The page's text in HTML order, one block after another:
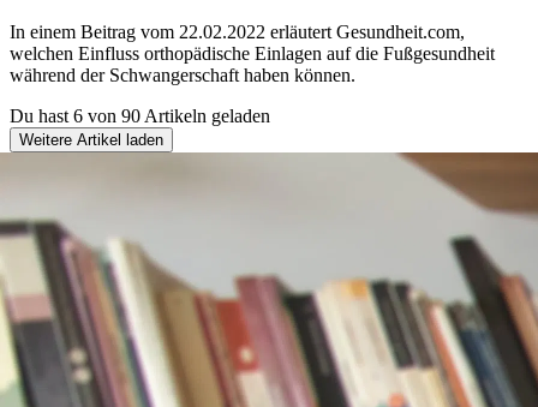
In einem Beitrag vom 22.02.2022 erläutert Gesundheit.com,
welchen Einfluss orthopädische Einlagen auf die Fußgesundheit
während der Schwangerschaft haben können.
Du hast 6 von 90 Artikeln geladen
Weitere Artikel laden